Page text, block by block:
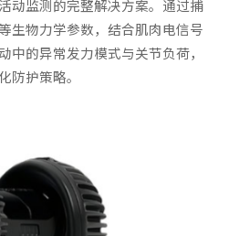
动监测的完整解决方案。通过捕
生物力学参数，结合肌肉电信号
中的异常发力模式与关节负荷，
防护策略。